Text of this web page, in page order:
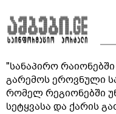
"სანაპირო
გარემოს ეროვნული
რომელ რეგიონებში
სეტყვასა და ქარის